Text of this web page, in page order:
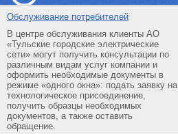
Обслуживание потребителей
В центре обслуживания клиенты АО
«Тульские городские электрические
сети» могут получить консультации по
различным видам услуг компании и
оформить необходимые документы в
режиме «одного окна»: подать заявку на
технологическое присоединение,
получить образцы необходимых
документов, а также оставить
обращение.